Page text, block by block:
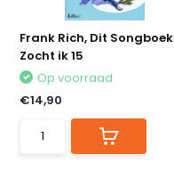
Frank Rich, Dit Songboek
Zocht ik 15
Op voorraad
€14,90